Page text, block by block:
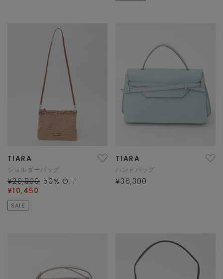
TIARA
ショルダーバッグ
¥20,900 50 % OFF
¥10,450
SALE
TIARA
ハンドバッグ
¥36,300